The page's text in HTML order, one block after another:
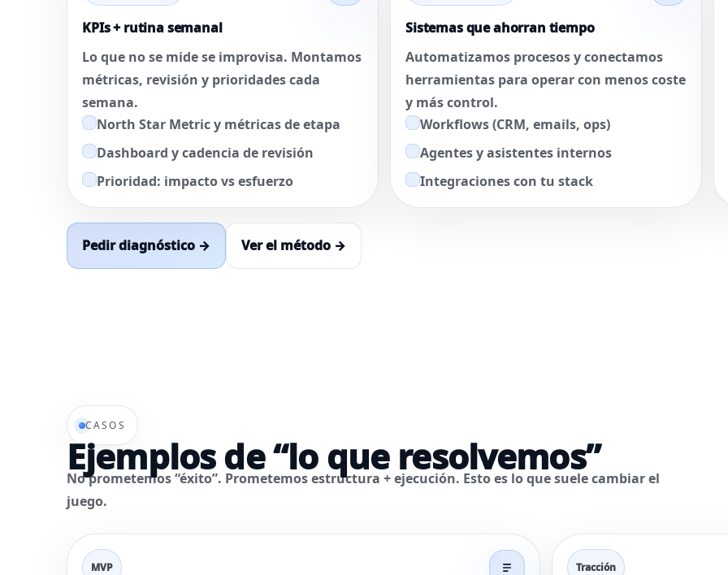
KPIs + rutina semanal
Lo que no se mide se improvisa. Montamos
métricas, revisión y prioridades cada
semana.
North Star Metric y métricas de etapa
Dashboard y cadencia de revisión
Prioridad: impacto vs esfuerzo
Sistemas que ahorran tiempo
Automatizamos procesos y conectamos
herramientas para operar con menos coste
y más control.
Workflows (CRM, emails, ops)
Agentes y asistentes internos
Integraciones con tu stack
Pedir diagnóstico → Ver el método →
CASOS
Ejemplos de “lo que resolvemos”
No prometemos “éxito”. Prometemosestructura + ejecución. Esto es lo que suele cambiar el
juego.
MVP Tracción